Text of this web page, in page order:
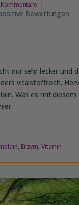
Kommentare
Bewertungen
nur sehr lecker und
vitalstoffreich.
Was es mit diesem
, Enzym, Vitamin